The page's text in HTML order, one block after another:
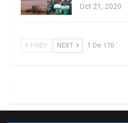
Oct 21, 2020
PREV NEXT 1 De 170